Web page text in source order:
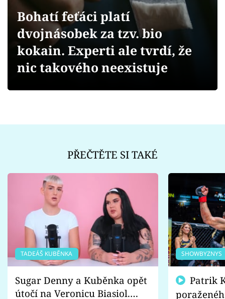
Videa
Sledujte prima+
Bohatí feťáci platí
dvojnásobek za tzv. bio
kokain. Experti ale tvrdí, že
nic takového neexistuje
PŘEČTĚTE SI TAKÉ
TADEÁŠ KUBĚNKA
Sugar Denny a Kuběnka opět
útočí na Veronicu Biasiol.
SHOWBYZNYS